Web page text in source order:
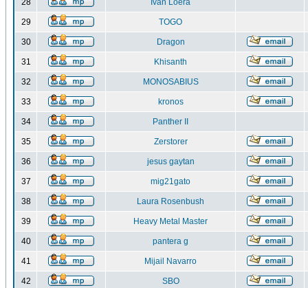
28 Ivan Loera
29 TOGO
30 Dragon
31 Khisanth
32 MONOSABIUS
33 kronos
34 Panther II
35 Zerstorer
36 jesus gaytan
37 mig21gato
38 Laura Rosenbush
39 Heavy Metal Master
40 pantera g
41 Mijail Navarro
42 SBO